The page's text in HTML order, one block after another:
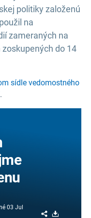
politiky založenú
na
zameraných na
do 14
sídle vedomostného
.
03 Jul
Share